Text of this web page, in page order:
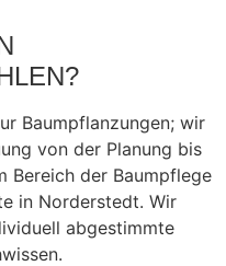
Baumpflanzungen; wir
von der Planung bis
Bereich der Baumpflege
in Norderstedt. Wir
abgestimmte